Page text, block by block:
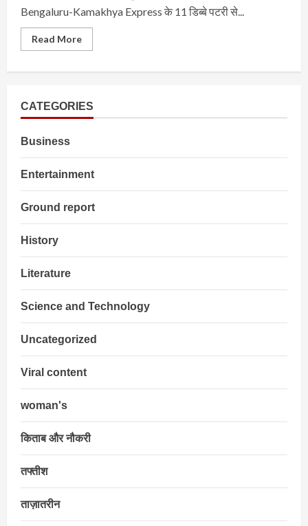
Bengaluru-Kamakhya Express के 11 डिब्बे पटरी से...
Read MoreRead
more
हादसा:
एक
CATEGORIES
Business
Entertainment
Ground report
History
Literature
Science and Technology
Uncategorized
Viral content
woman's
किताब और नौकरी
तफ्तीश
ताज़ातरीन